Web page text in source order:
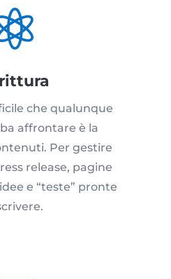
che qualunque
affrontare è la
Per gestire
release, pagine
e “teste” pronte